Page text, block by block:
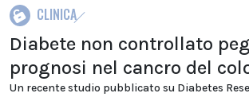
CLINICA
Diabete non controllato
prognosi nel cancro del
Un recente studio pubblicato su Diabetes